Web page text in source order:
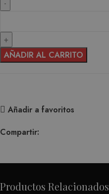
AÑADIR AL CARRITO
Añadir a favoritos
Compartir:
Productos Relacionados